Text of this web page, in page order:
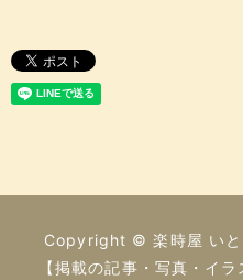
Copyright © 楽時屋 い
【掲載の記事・写真・イ